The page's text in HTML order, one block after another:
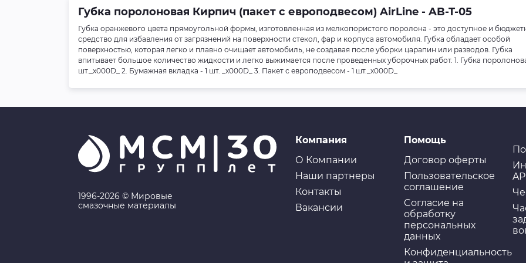
Губка поролоновая Кирпич (пакет с европодвесом) AirLine - AB-T-05
Губка оранжевого цвета прямоугольной формы, изготовленная из мелкопористого поролона - это доступное и
средство для избавления от загрязнений на поверхности стекол, фар и корпуса автомобиля. Губка обладает особой
поверхностью, которая легко и плавно очищает автомобиль, не создавая после уборки царапин или разводов. Губка
впитывает большое количество жидкости и легко выжимается после проведенных уборочных работ. 1. Губка
шт._x000D_ 2. Бумажная вкладка - 1 шт. _x000D_ 3. Пакет с европодвесом - 1 шт._x000D_
1996-2026 © Мировые
смазочные материалы
Компания
О Компании
Наши партнеры
Контакты
Вакансии
Помощь
Договор оферты
Пользовательское
соглашение
Cогласие на
обработку
персональных
данных
Конфиденциальность